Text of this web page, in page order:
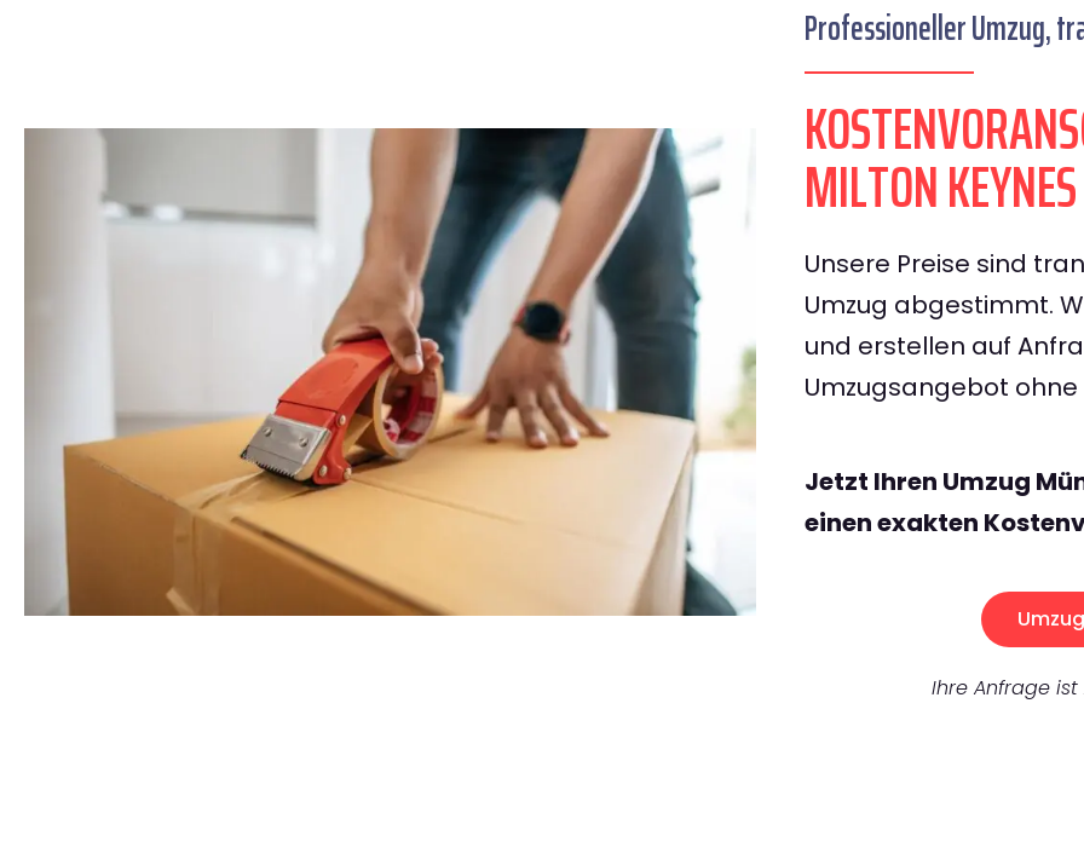
Professioneller Umzug,
MILTON KEYNES
Unsere Preise sind
Umzug abgestimmt.
und erstellen auf
Umzugsangebot
Jetzt Ihren Umzug
einen exakten
Ihre Anfrage ist